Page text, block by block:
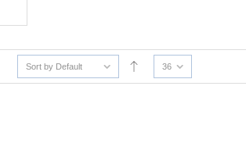
Sort by Default 36